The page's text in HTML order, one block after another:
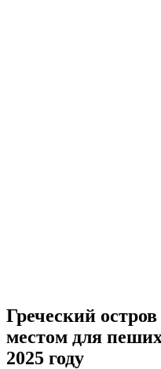
Греческий
местом для
2025 году